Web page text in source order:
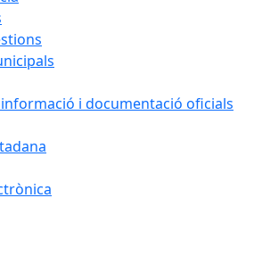
i documentació oficials